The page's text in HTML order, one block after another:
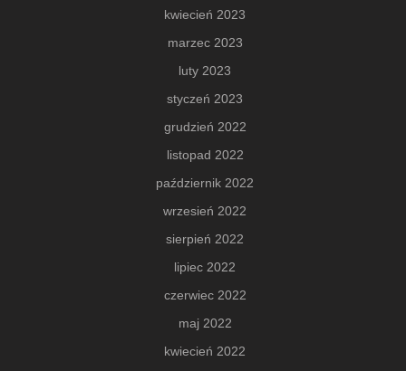
kwiecień 2023
marzec 2023
luty 2023
styczeń 2023
grudzień 2022
listopad 2022
październik 2022
wrzesień 2022
sierpień 2022
lipiec 2022
czerwiec 2022
maj 2022
kwiecień 2022